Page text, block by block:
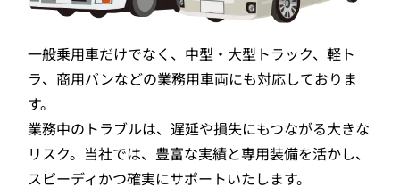
一般乗用車だけでなく、中型・大型トラック、軽ト
ラ、商用バンなどの業務用車両にも対応しておりま
す。
業務中のトラブルは、遅延や損失にもつながる大きな
リスク。当社では、豊富な実績と専用装備を活かし、
スピーディかつ確実にサポートいたします。